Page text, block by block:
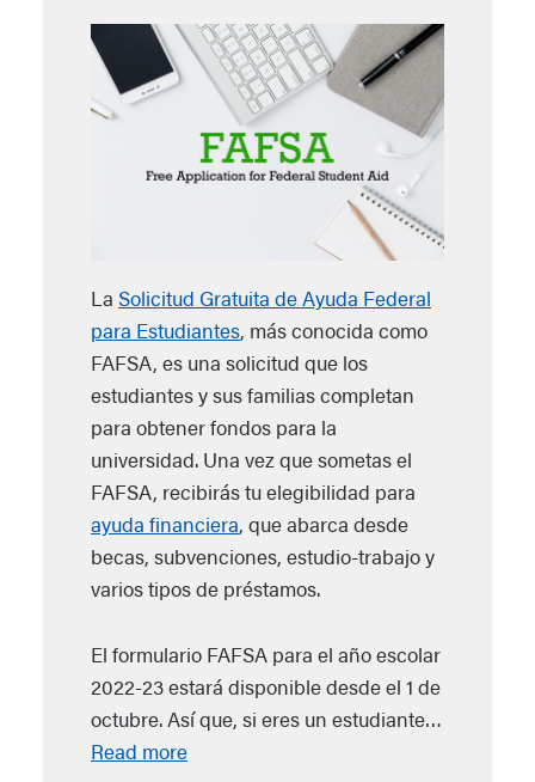
La Solicitud Gratuita de Ayuda Federal
para Estudiantes, más conocida como
FAFSA, es una solicitud que los
estudiantes y sus familias completan
para obtener fondos para la
universidad. Una vez que sometas el
FAFSA, recibirás tu elegibilidad para
ayuda financiera, que abarca desde
becas, subvenciones, estudio-trabajo y
varios tipos de préstamos.
El formulario FAFSA para el año escolar
2022-23 estará disponible desde el 1 de
octubre. Así que, si eres un estudiante…
Read more